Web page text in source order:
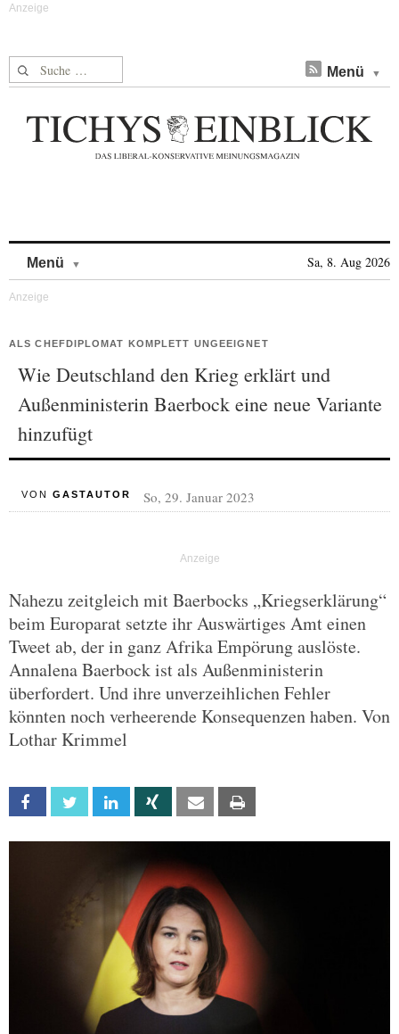
Suche nach: Menü
Menü Sa, 8. Aug 2026
ALS CHEFDIPLOMAT KOMPLETT UNGEEIGNET
Wie Deutschland den Krieg erklärt und
Außenministerin Baerbock eine neue Variante
hinzufügt
VON GASTAUTOR So, 29. Januar 2023
Nahezu zeitgleich mit Baerbocks „Kriegserklärung“
beim Europarat setzte ihr Auswärtiges Amt einen
Tweet ab, der in ganz Afrika Empörung auslöste.
Annalena Baerbock ist als Außenministerin
überfordert. Und ihre unverzeihlichen Fehler
könnten noch verheerende Konsequenzen haben. Von
Lothar Krimmel
Facebook Twitter Linkedin Xing Email